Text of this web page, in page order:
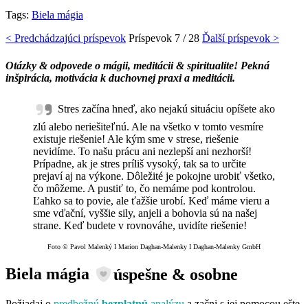
Tags: Biela mágia
< Predchádzajúci príspevok Príspevok 7 / 28 Ďalší príspevok >
Otázky & odpovede o mágii, meditácii & spiritualite! Pekná
inšpirácia, motivácia k duchovnej praxi a meditácii.
Stres začína hneď, ako nejakú situáciu opíšete ako
zlú alebo neriešiteľnú. Ale na všetko v tomto vesmíre
existuje riešenie! Ale kým sme v strese, riešenie
nevidíme. To našu prácu ani nezlepší ani nezhorší!
Prípadne, ak je stres príliš vysoký, tak sa to určite
prejaví aj na výkone. Dôležité je pokojne urobiť všetko,
čo môžeme. A pustiť to, čo nemáme pod kontrolou.
Ľahko sa to povie, ale ťažšie urobí. Keď máme vieru a
sme vďační, vyššie sily, anjeli a bohovia sú na našej
strane. Keď budete v rovnováhe, uvidíte riešenie!
Foto © Pavol Malenký I Marion Daghan-Malenky I Daghan-Malenky GmbH
Biela mágia úspešne & osobne